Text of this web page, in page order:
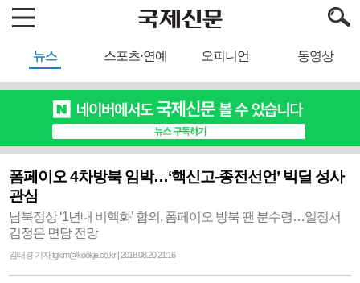
뉴스 스포츠·연예 오피니언 동영상
폼페이오 4차방북 임박…‘핵신고-종전선언’ 빅딜 성사
관심
남북정상 ‘1년내 비핵화’ 합의, 폼페이오 방북 땐 분수령…일정서
김정은 면담 전망
김태경 기자 tgkim@kookje.co.kr | 2018.08.20 21:16